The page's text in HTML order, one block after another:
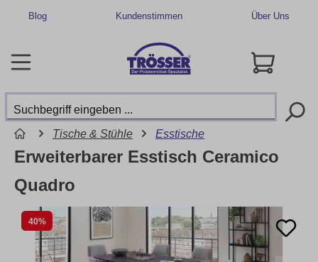
Blog Kundenstimmen Über Uns
Tische & Stühle Esstische
40%
Erweiterbarer Esstisch Ceramico
Quadro